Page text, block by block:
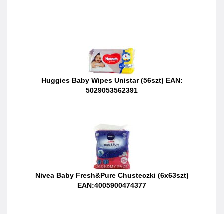
Huggies Baby Wipes Unistar (56szt) EAN:
5029053562391
Nivea Baby Fresh&Pure Chusteczki (6x63szt)
EAN:4005900474377